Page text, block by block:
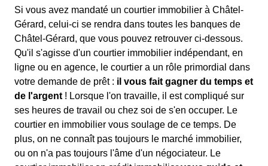
Si vous avez mandaté un courtier immobilier à Châtel-
Gérard, celui-ci se rendra dans toutes les banques de
Châtel-Gérard, que vous pouvez retrouver ci-dessous.
Qu'il s'agisse d'un courtier immobilier indépendant, en
ligne ou en agence, le courtier a un rôle primordial dans
votre demande de prêt : il vous fait gagner du temps et
de l'argent ! Lorsque l'on travaille, il est compliqué sur
ses heures de travail ou chez soi de s'en occuper. Le
courtier en immobilier vous soulage de ce temps. De
plus, on ne connaît pas toujours le marché immobilier,
ou on n'a pas toujours l'âme d'un négociateur. Le